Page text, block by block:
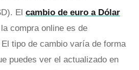
El cambio de euro a Dólar
compra online es de
El tipo de cambio varía de forma
puedes ver el actualizado en